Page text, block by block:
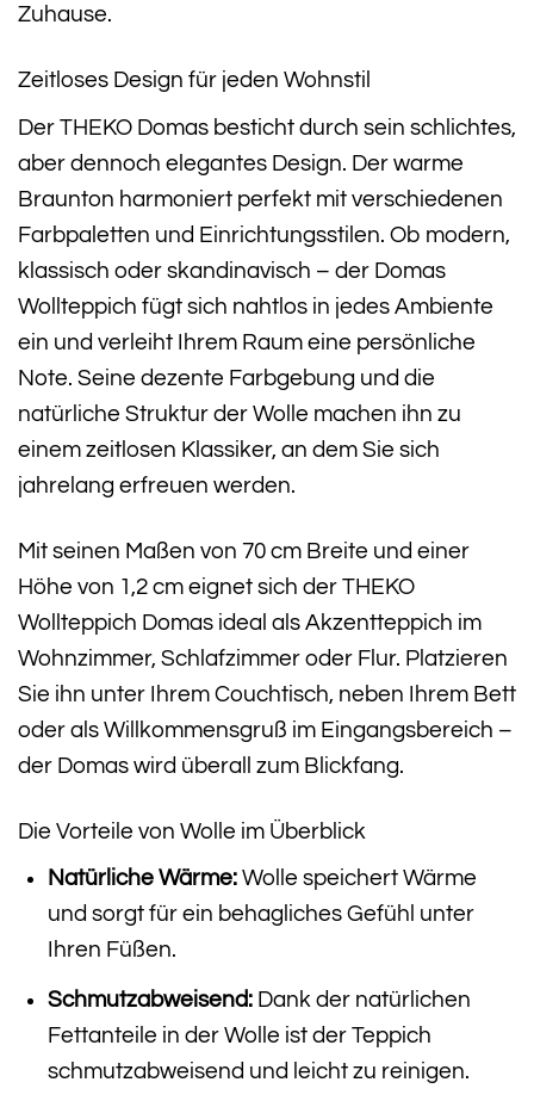
Zuhause.
Zeitloses Design für jeden Wohnstil
Der THEKO Domas besticht durch sein schlichtes,
aber dennoch elegantes Design. Der warme
Braunton harmoniert perfekt mit verschiedenen
Farbpaletten und Einrichtungsstilen. Ob modern,
klassisch oder skandinavisch – der Domas
Wollteppich fügt sich nahtlos in jedes Ambiente
ein und verleiht Ihrem Raum eine persönliche
Note. Seine dezente Farbgebung und die
natürliche Struktur der Wolle machen ihn zu
einem zeitlosen Klassiker, an dem Sie sich
jahrelang erfreuen werden.
Mit seinen Maßen von 70 cm Breite und einer
Höhe von 1,2 cm eignet sich der THEKO
Wollteppich Domas ideal als Akzentteppich im
Wohnzimmer, Schlafzimmer oder Flur. Platzieren
Sie ihn unter Ihrem Couchtisch, neben Ihrem Bett
oder als Willkommensgruß im Eingangsbereich –
der Domas wird überall zum Blickfang.
Die Vorteile von Wolle im Überblick
Natürliche Wärme:Wolle speichert Wärme
und sorgt für ein behagliches Gefühl unter
Ihren Füßen.
Schmutzabweisend:Dank der natürlichen
Fettanteile in der Wolle ist der Teppich
schmutzabweisend und leicht zu reinigen.